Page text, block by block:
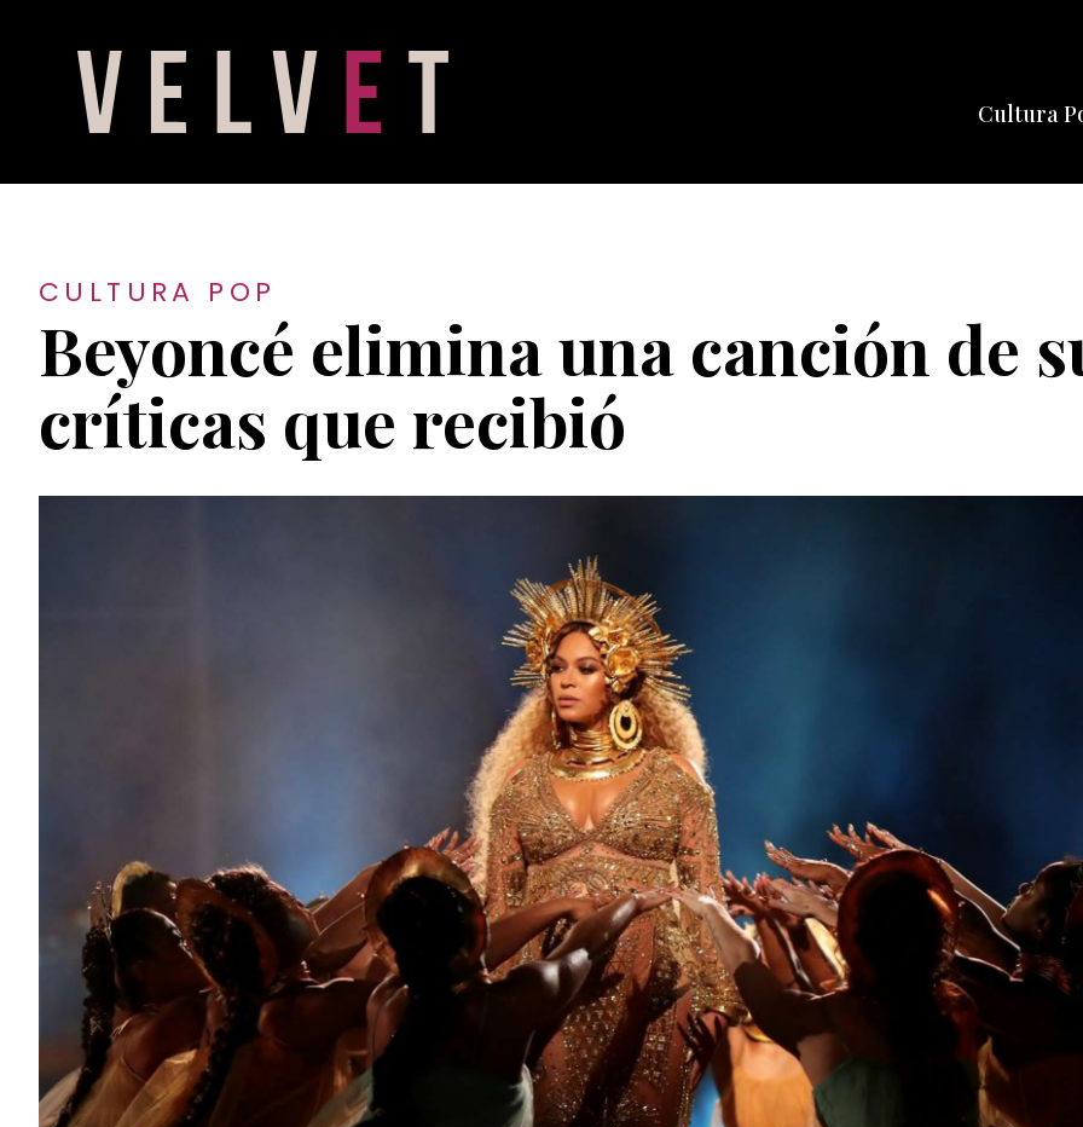
Cultura
CULTURA POP
Beyoncé elimina una canción de
críticas que recibió